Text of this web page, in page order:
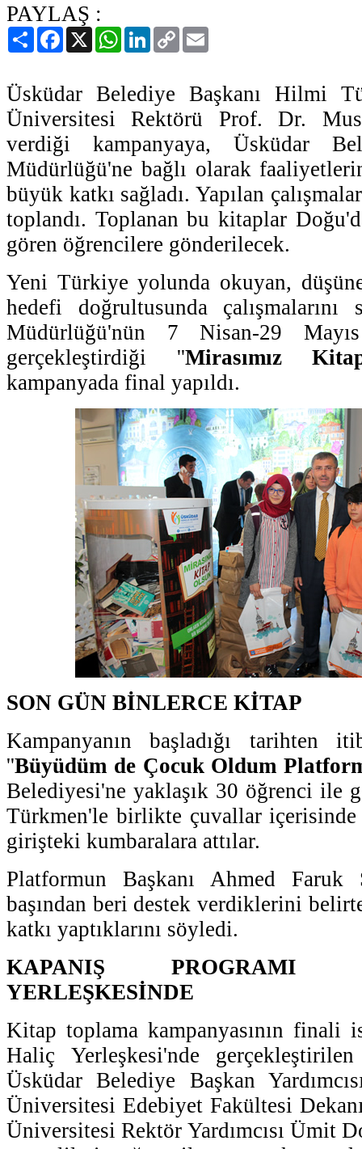
PAYLAŞ :
PaylaşFacebook
X WhatsAppLinkedIn
Copy
Link
Üsküdar Belediye Başkanı Hilmi
Üniversitesi Rektörü Prof. Dr.
verdiği kampanyaya, Üsküdar
Müdürlüğü'ne bağlı olarak
büyük katkı sağladı. Yapılan
toplandı. Toplanan bu kitaplar
gören öğrencilere gönderilecek.
Yeni Türkiye yolunda okuyan,
hedefi doğrultusunda çalışmalarını
Müdürlüğü'nün 7 Nisan-29
gerçekleştirdiği ''Mirasımız
kampanyada final yapıldı.
SON GÜN BİNLERCE KİTAP
Kampanyanın başladığı tarihten
''Büyüdüm de Çocuk Oldum
Belediyesi'ne yaklaşık 30 öğrenci ile
Türkmen'le birlikte çuvallar
girişteki kumbaralara attılar.
Platformun Başkanı Ahmed Faruk
başından beri destek verdiklerini
katkı yaptıklarını söyledi.
KAPANIŞ
YERLEŞKESİNDE
Kitap toplama kampanyasının finali
Haliç Yerleşkesi'nde
Üsküdar Belediye Başkan
Üniversitesi Edebiyet Fakültesi
Üniversitesi Rektör Yardımcısı Ümit